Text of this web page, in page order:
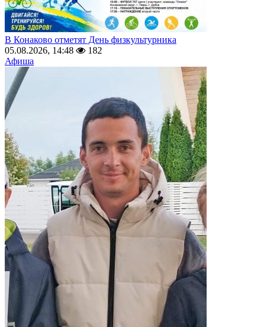
В Конаково отметят День физкультурника
05.08.2026, 14:48
182
Афиша